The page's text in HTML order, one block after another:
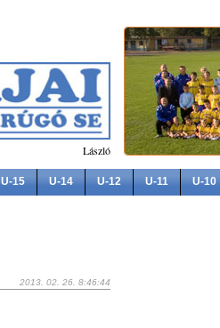
László
U-15 U-14 U-12 U-11 U-10
2013. 02. 26. 8:46:44